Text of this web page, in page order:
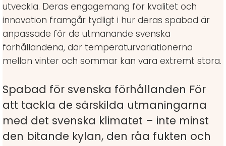
utveckla. Deras engagemang för kvalitet och
innovation framgår tydligt i hur deras spabad är
anpassade för de utmanande svenska
förhållandena, där temperaturvariationerna
mellan vinter och sommar kan vara extremt stora.
Spabad för svenska förhållanden För
att tackla de särskilda utmaningarna
med det svenska klimatet – inte minst
den bitande kylan, den råa fukten och